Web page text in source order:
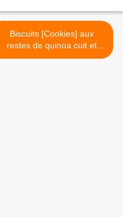
Biscuits [Cookies] aux
restes de quinoa cuit et
morceaux de chocolat >